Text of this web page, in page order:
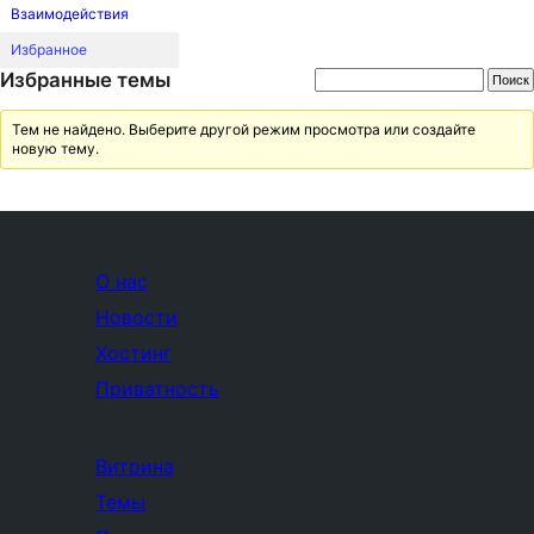
Взаимодействия
Избранное
Избранные темы
Тем не найдено. Выберите другой режим просмотра или создайте
новую тему.
О нас
Новости
Хостинг
Приватность
Витрина
Темы